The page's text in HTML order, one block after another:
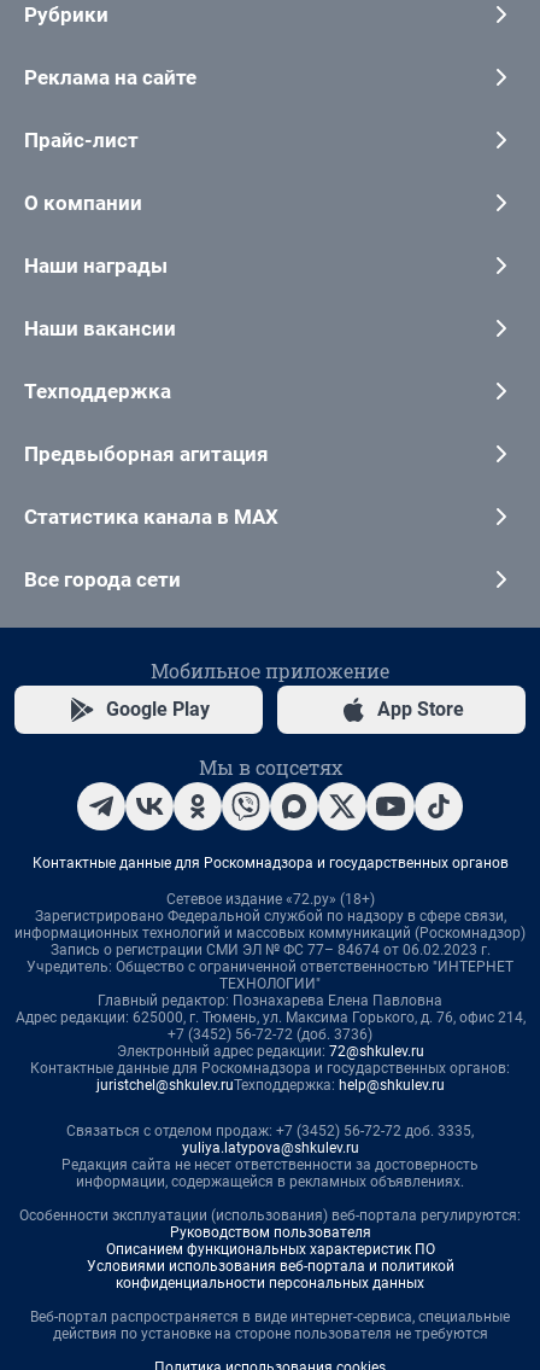
Рубрики
Реклама на сайте
Прайс-лист
О компании
Наши награды
Наши вакансии
Техподдержка
Предвыборная агитация
Статистика канала в MAX
Все города сети
Мобильное приложение
Google Play App Store
Мы в соцсетях
Контактные данные для Роскомнадзора и государственных органов
Сетевое издание «72.ру» (18+)
Зарегистрировано Федеральной службой по надзору в сфере связи,
информационных технологий и массовых коммуникаций (Роскомнадзор)
Запись о регистрации СМИ ЭЛ № ФС 77– 84674 от 06.02.2023 г.
Учредитель: Общество с ограниченной ответственностью "ИНТЕРНЕТ
ТЕХНОЛОГИИ"
Главный редактор: Познахарева Елена Павловна
Адрес редакции: 625000, г. Тюмень, ул. Максима Горького, д. 76, офис 214,
+7 (3452) 56-72-72 (доб. 3736)
Электронный адрес редакции: 72@shkulev.ru
Контактные данные для Роскомнадзора и государственных органов:
juristchel@shkulev.ruТехподдержка: help@shkulev.ru
Связаться с отделом продаж: +7 (3452) 56-72-72 доб. 3335,
yuliya.latypova@shkulev.ru
Редакция сайта не несет ответственности за достоверность
информации, содержащейся в рекламных объявлениях.
Особенности эксплуатации (использования) веб-портала регулируются:
Руководством пользователя
Описанием функциональных характеристик ПО
Условиями использования веб-портала и политикой
конфиденциальности персональных данных
Веб-портал распространяется в виде интернет-сервиса, специальные
действия по установке на стороне пользователя не требуются